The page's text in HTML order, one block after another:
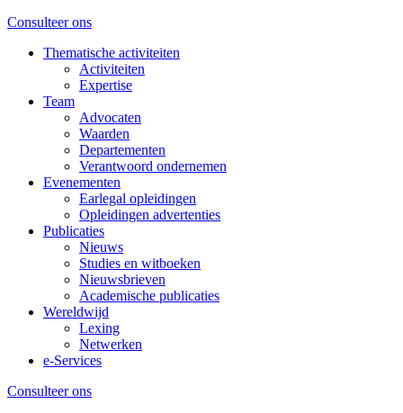
Consulteer ons
Thematische activiteiten
Activiteiten
Expertise
Team
Advocaten
Waarden
Departementen
Verantwoord ondernemen
Evenementen
Earlegal opleidingen
Opleidingen advertenties
Publicaties
Nieuws
Studies en witboeken
Nieuwsbrieven
Academische publicaties
Wereldwijd
Lexing
Netwerken
e-Services
Consulteer ons